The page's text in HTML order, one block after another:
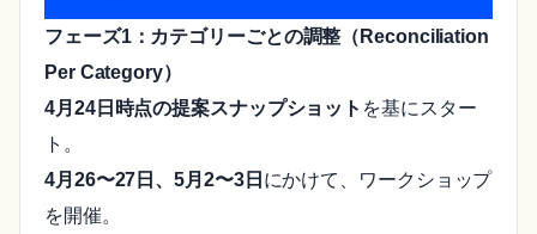
フェーズ1：カテゴリーごとの調整（Reconciliation
Per Category）
4月24日時点の提案スナップショット を基にスター
ト。
4月26〜27日、5月2〜3日 にかけて、ワークショップ
を開催。